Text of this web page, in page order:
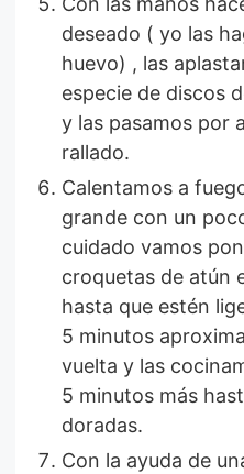
deseado ( yo las
huevo) , las
especie de discos
y las pasamos por
rallado.
Calentamos a
grande con un
cuidado vamos
croquetas de atún
hasta que estén
5 minutos
vuelta y las
5 minutos más
doradas.
Con la ayuda de